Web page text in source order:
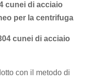
cunei di acciaio
per la centrifuga
cunei di acciaio
con il metodo di